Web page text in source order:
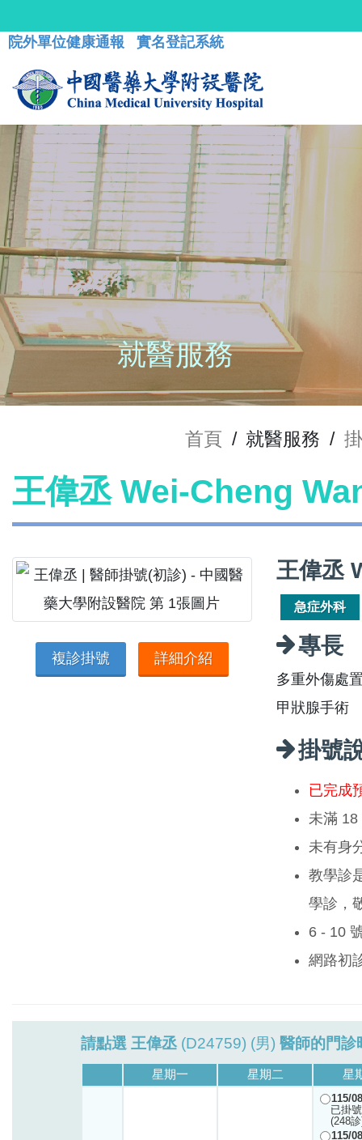
院外單位健康通報 實名登記系統
就醫服務
首頁 / 就醫服務 /
王偉丞 Wei-Cheng
複診掛號 詳細介紹
王偉丞
急症外科
專長
多重外傷處
甲狀腺手術
掛號
已完成
未滿 18
未有身
教學診
學診，
6 - 10
網路初